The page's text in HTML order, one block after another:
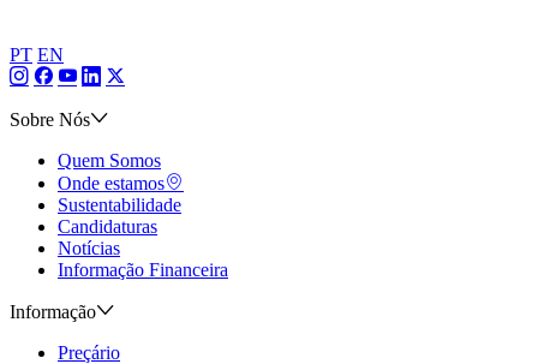
PT EN
Sobre Nós
Quem Somos
Onde estamos
Sustentabilidade
Candidaturas
Notícias
Informação Financeira
Informação
Preçário